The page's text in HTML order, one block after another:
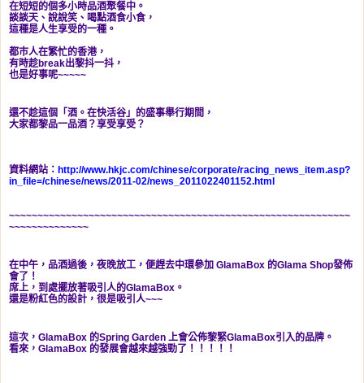
在短短的個多小時品酒聚餐中。
談談天、說說笑、喝點酒食小食，
這種是人生享受的一種。
都巿人在繁忙的香港，
有時趁break出黎抖一抖，
也是好事呢~~~~~
還不趁這個「酒。在快活谷」的盛事舉行期間，
大家都黎品一品酒？享受享受？
資料網站： http://www.hkjc.com/chinese/corporate/racing_news_item.asp?
in_file=/chinese/news/2011-02/news_2011022401152.html
~~~~~~~~~~~~~~~~~~~~~~~~~~~~~~~~~~~~~~~~~~~~~~~~~~~~~~~~~~~~
~~~~~~~~~~~~~~
在中午，品酒過後，夜晚放工，便趕去中環參加 GlamaBox 的Glama Shop發佈
會了！
席上，到處擺放著吸引人的GlamaBox。
還是粉紅色的設計，很是吸引人~~~
這次，GlamaBox 的Spring Garden 上會公佈黎緊GlamaBox引入的品牌。
看來，GlamaBox 的發展會越來越強勁了！！！！！